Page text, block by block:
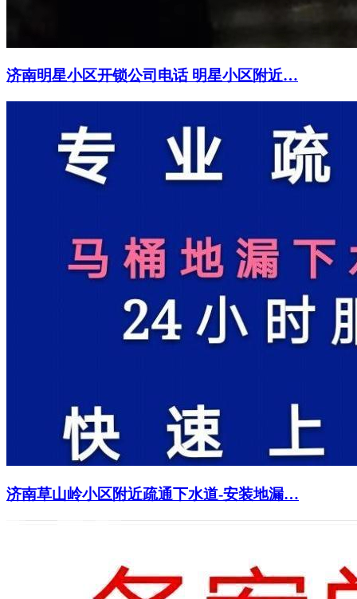
济南明星小区开锁公司电话 明星小区附近…
济南草山岭小区附近疏通下水道-安装地漏…